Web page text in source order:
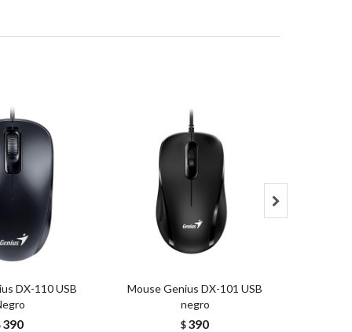
DX-110 USB
390
Mouse Genius DX-101 USB
negro
$390
